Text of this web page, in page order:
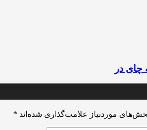
چای در
موردنیاز علامت‌گذاری شده‌اند *